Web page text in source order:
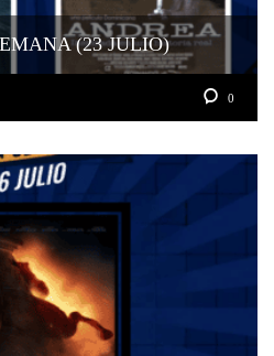
(23 JULIO)
0